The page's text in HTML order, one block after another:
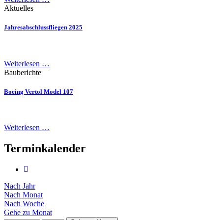
Aktuelles
Jahresabschlussfliegen 2025
Weiterlesen …
Bauberichte
Boeing Vertol Model 107
Weiterlesen …
Terminkalender
Nach Jahr
Nach Monat
Nach Woche
Gehe zu Monat